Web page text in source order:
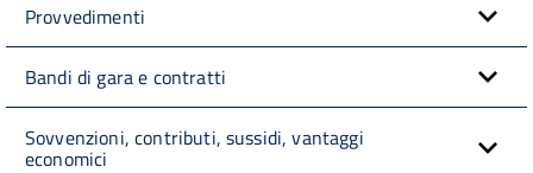
Provvedimenti
Bandi di gara e contratti
Sovvenzioni, contributi, sussidi, vantaggi
economici